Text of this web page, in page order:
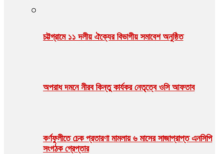
চট্টগ্রামে ১১ দলীয় ঐক্যের বিভাগীয় সমাবেশ অনুষ্ঠিত
অপরাধ দমনে নীরব কিন্তু কার্যকর নেতৃত্বে ওসি আফতাব
কর্ণফুলীতে চেক প্রতারণা মামলায় ৬ মাসের সাজাপ্রাপ্ত এনসিপি
সংগঠক গ্রেপ্তার